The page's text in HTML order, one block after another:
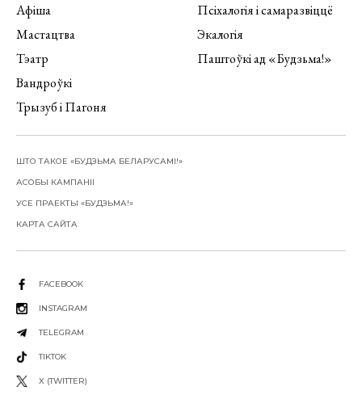
Афіша
Мастацтва
Тэатр
Вандроўкі
Трызуб і Пагоня
Псіхалогія і самаразвіццё
Экалогія
Паштоўкі ад «Будзьма!»
ШТО ТАКОЕ «БУДЗЬМА БЕЛАРУСАМІ!»
АСОБЫ КАМПАНІІ
УСЕ ПРАЕКТЫ «БУДЗЬМА!»
КАРТА САЙТА
FACEBOOK
INSTAGRAM
TELEGRAM
TIKTOK
X (TWITTER)